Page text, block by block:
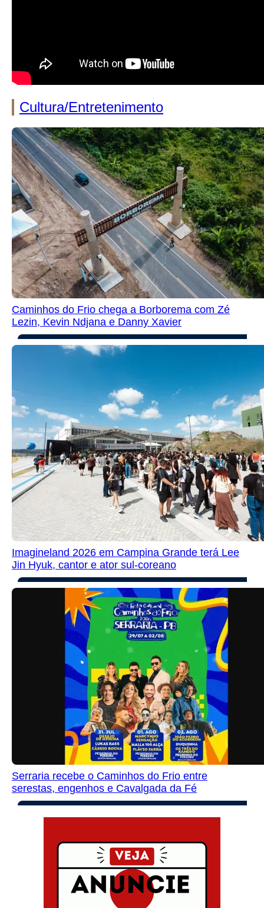
Cultura/Entretenimento
Caminhos do Frio chega a Borborema com Zé
Lezin, Kevin Ndjana e Danny Xavier
Imagineland 2026 em Campina Grande terá Lee
Jin Hyuk, cantor e ator sul-coreano
Serraria recebe o Caminhos do Frio entre
serestas, engenhos e Cavalgada da Fé